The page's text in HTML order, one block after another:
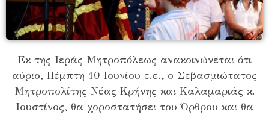
Εκ της Ιεράς Μητροπόλεως ανακοινώνεται ότι
αύριο, Πέμπτη 10 Ιουνίου ε.ε., ο Σεβασμιώτατος
Μητροπολίτης Νέας Κρήνης και Καλαμαριάς κ.
Ιουστίνος, θα χοροστατήσει του Όρθρου και θα